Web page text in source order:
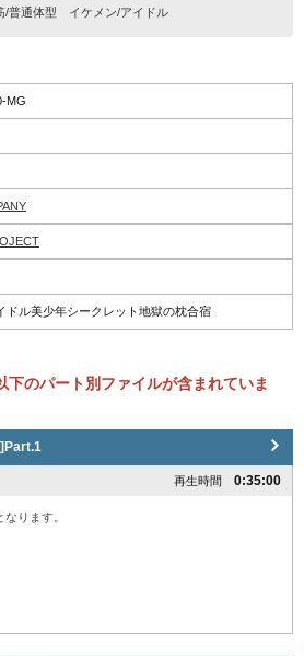
/普通体型 イケメン/アイドル
MG
ドル美少年シークレット地獄の枕合宿
下のパート別ファイルが含まれていま
再生時間 0:35:00
ります。